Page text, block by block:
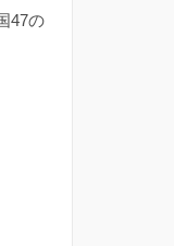
47の